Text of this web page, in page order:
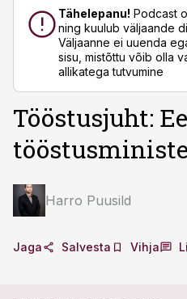
Tähelepanu! Podcast
ning kuulub väljaande
Väljaanne ei uuenda
sisu, mistõttu võib olla
allikatega tutvumine
Tööstusjuht:
Harro Puusild
Jaga Salvesta Vihja